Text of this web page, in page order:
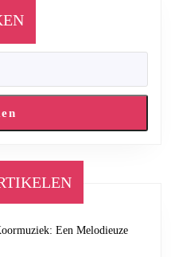
Een Melodieuze